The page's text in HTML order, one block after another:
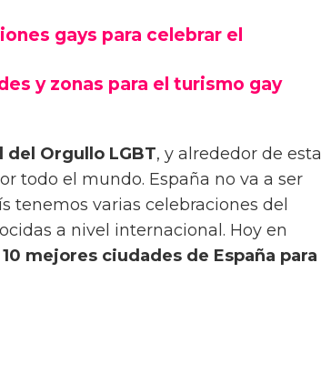
gays para celebrar el
y zonas para el turismo gay
Orgullo LGBT, y alrededor de esta
todo el mundo. España no va a ser
tenemos varias celebraciones del
a nivel internacional. Hoy en
10 mejores ciudades de España para